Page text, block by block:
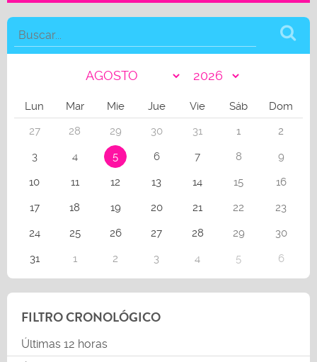
Lun Mar Mie Jue Vie Sáb
Dom
27
28 29 30 31 1
2
3
4 5 6 7 8
9
10
11 12 13 14 15
16
17
18 19 20 21 22
23
24
25 26 27 28 29
30
31
1 2 3 4 5 6
FILTRO CRONOLÓGICO
Últimas 12 horas